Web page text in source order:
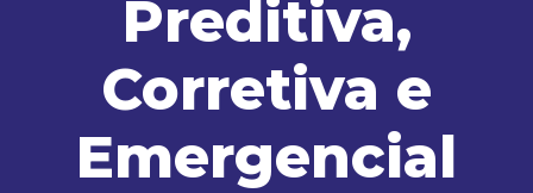
Preditiva,
Corretiva e
Emergencial